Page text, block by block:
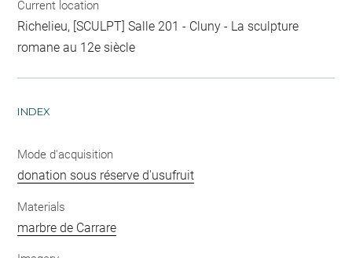
Current location
Richelieu, [SCULPT] Salle 201 - Cluny - La sculpture
romane au 12e siècle
INDEX
Mode d'acquisition
donation sous réserve d'usufruit
Materials
marbre de Carrare